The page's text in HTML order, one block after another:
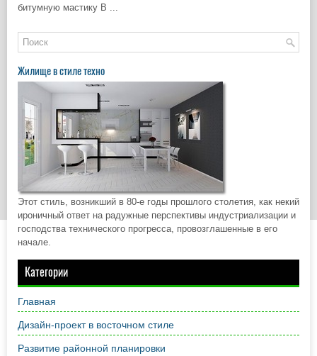
битумную мастику В ...
Жилище в стиле техно
Этот стиль, возникший в 80-е годы прошлого столетия, как некий
ироничный ответ на радужные перспективы индустриализации и
господства технического прогресса, провозглашенные в его
начале.
Категории
Главная
Дизайн-проект в восточном стиле
Развитие районной планировки